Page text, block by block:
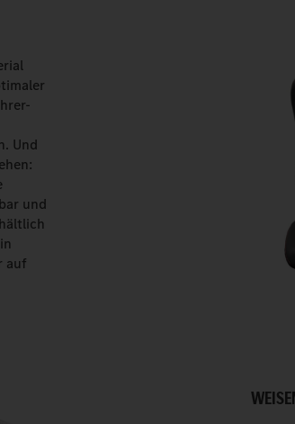
Und
und
auf